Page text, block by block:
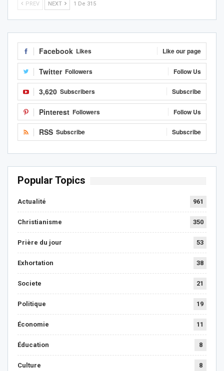
PREV NEXT 1 De 315
Facebook Likes Like our page
Twitter Followers Follow Us
3,620 Subscribers Subscribe
Pinterest Followers Follow Us
RSS Subscribe Subscribe
Popular Topics
Actualité 961
Christianisme 350
Prière du jour 53
Exhortation 38
Societe 21
Politique 19
Économie 11
Éducation 8
Culture 8